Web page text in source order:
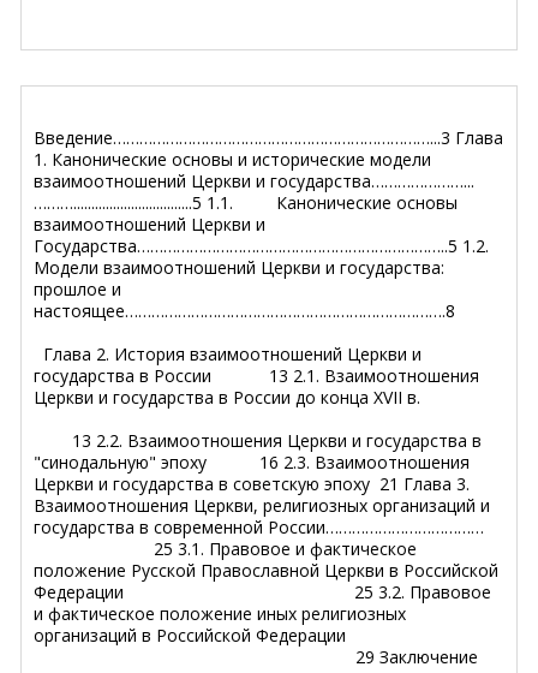
Введение………………………………………………………………...3 Глава
1. Канонические основы и исторические модели
взаимоотношений Церкви и государства…………………...
……….................................5 1.1. Канонические основы
взаимоотношений Церкви и
Государства……………………………………………………………..5 1.2.
Модели взаимоотношений Церкви и государства:
прошлое и
настоящее……………………………………………………………….8
Глава 2. История взаимоотношений Церкви и
государства в России 13 2.1. Взаимоотношения
Церкви и государства в России до конца XVII в.
13 2.2. Взаимоотношения Церкви и государства в
"синодальную" эпоху 16 2.3. Взаимоотношения
Церкви и государства в советскую эпоху 21 Глава 3.
Взаимоотношения Церкви, религиозных организаций и
государства в современной России………………………………
25 3.1. Правовое и фактическое
положение Русской Православной Церкви в Российской
Федерации 25 3.2. Правовое
и фактическое положение иных религиозных
организаций в Российской Федерации
29 Заключение